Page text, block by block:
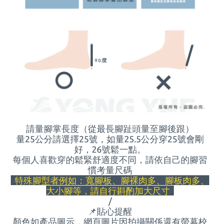
請量腳掌長度（從最長腳趾頭量至腳後跟）
量25公分請選擇25號，如量25.5公分穿25號會剛
好， 26號鬆一點。
每個人喜歡穿的鬆緊舒適度不同，請依自己的腳習
慣考量尺碼
特殊腳型者例如：寬腳板、腳裸肉多、腳板肉多、
大小腳等，請自行斟酌加大尺寸
/
📌貼心提醒
顏色如產品圖示，網頁圖片因拍攝關係還有螢幕校